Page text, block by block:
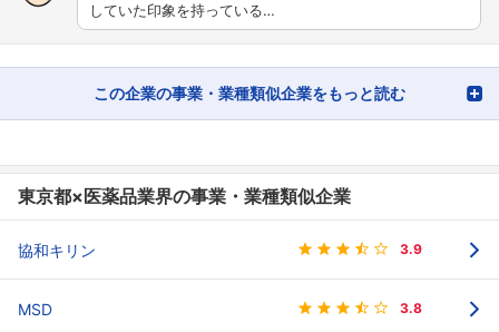
していた印象を持っている…
この企業の事業・業種類似企業をもっと読む
東京都×医薬品業界の事業・業種類似企業
協和キリン 3.9
MSD 3.8